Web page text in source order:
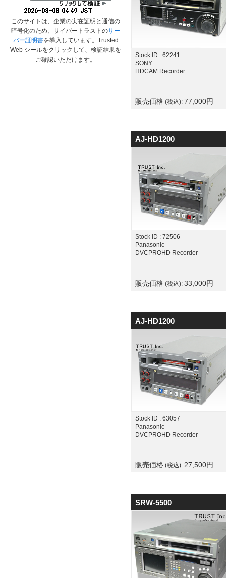
Stock ID : 62241
SONY
HDCAM Recorder
販売価格 (税込): 77,000円
AJ-HD1200
Stock ID : 72506
Panasonic
DVCPROHD Recorder
販売価格 (税込): 33,000円
AJ-HD1200
Stock ID : 63057
Panasonic
DVCPROHD Recorder
販売価格 (税込): 27,500円
SRW-5500
このサイトは、企業の実在証明と通信の
暗号化のため、サイバートラストのサー
バー証明書を導入しています。Trusted
Web シールをクリックして、検証結果を
ご確認いただけます。